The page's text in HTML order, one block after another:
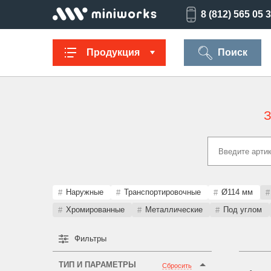
8 (812) 565 05
Продукция Поиск
Опоры
Колпачки на
Наружные Транспортировочные Ø114 мм
Хромированные
Металлические Под углом
Фильтры
ТИП И ПАРАМЕТРЫ Сбросить